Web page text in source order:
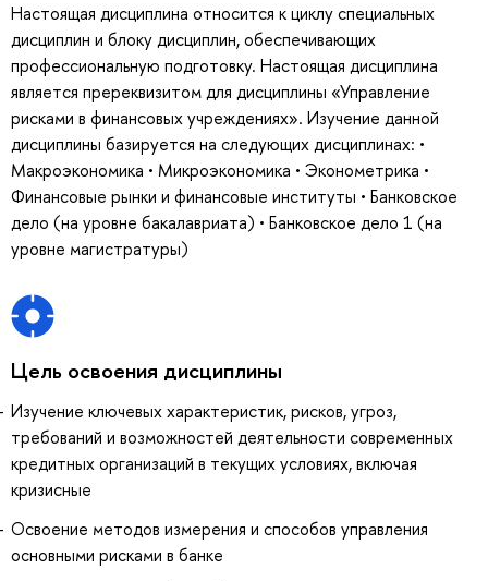
Настоящая дисциплина относится к циклу специальных
дисциплин и блоку дисциплин, обеспечивающих
профессиональную подготовку. Настоящая дисциплина
является пререквизитом для дисциплины «Управление
рисками в финансовых учреждениях». Изучение данной
дисциплины базируется на следующих дисциплинах: •
Макроэкономика • Микроэкономика • Эконометрика •
Финансовые рынки и финансовые институты • Банковское
дело (на уровне бакалавриата) • Банковское дело 1 (на
уровне магистратуры)
Цель освоения дисциплины
Изучение ключевых характеристик, рисков, угроз,
требований и возможностей деятельности современных
кредитных организаций в текущих условиях, включая
кризисные
Освоение методов измерения и способов управления
основными рисками в банке